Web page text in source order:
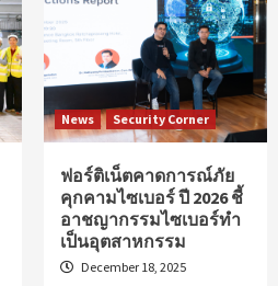
News Security Corner
ฟอร์ติเน็ตคาดการณ์ภัย
คุกคามไซเบอร์ ปี 2026 ชี้
อาชญากรรมไซเบอร์ทำ
เป็นอุตสาหกรรม
December 18, 2025